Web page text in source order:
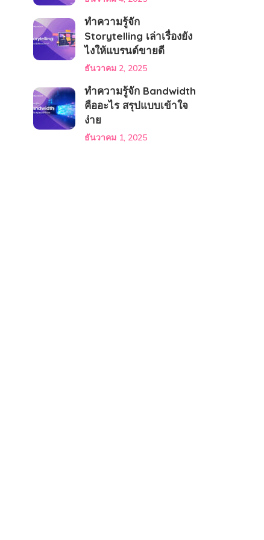
ทำความรู้จัก
Storytelling เล่าเรื่องยัง
ไงให้แบรนด์ขายดี
ธันวาคม 2, 2025
ทำความรู้จัก Bandwidth
คืออะไร สรุปแบบเข้าใจ
ง่าย
ธันวาคม 1, 2025